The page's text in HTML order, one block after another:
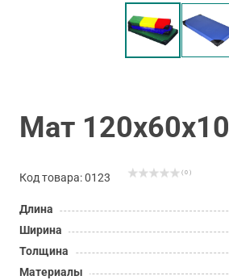
Мат 120х60х10
Код товара: 0123 ( 0 )
Длина
Ширина
Толщина
Материалы